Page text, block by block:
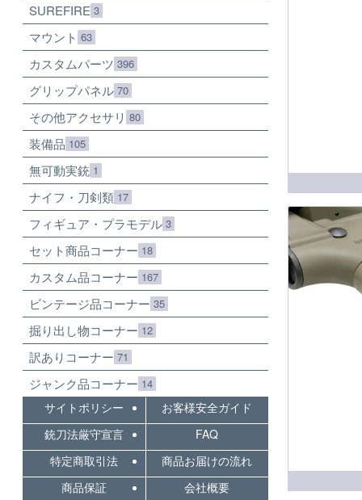
SUREFIRE 3
マウント 63
カスタムパーツ 396
グリップパネル 70
その他アクセサリ 80
装備品 105
無可動実銃 1
ナイフ・刀剣類 17
フィギュア・プラモデル 3
セット商品コーナー 18
カスタム品コーナー 167
ビンテージ品コーナー 35
掘り出し物コーナー 12
訳ありコーナー 71
ジャンク品コーナー 14
サイトポリシー
お客様安全ガイド
銃刀法厳守宣言
FAQ
特定商取引法
商品お届けの流れ
商品保証
会社概要